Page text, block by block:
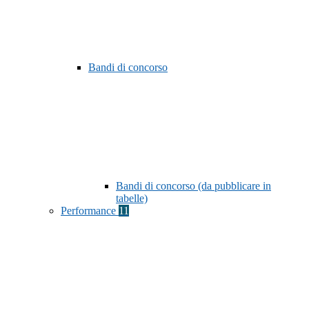
Bandi di concorso
Bandi di concorso (da pubblicare in
tabelle)
Performance 11